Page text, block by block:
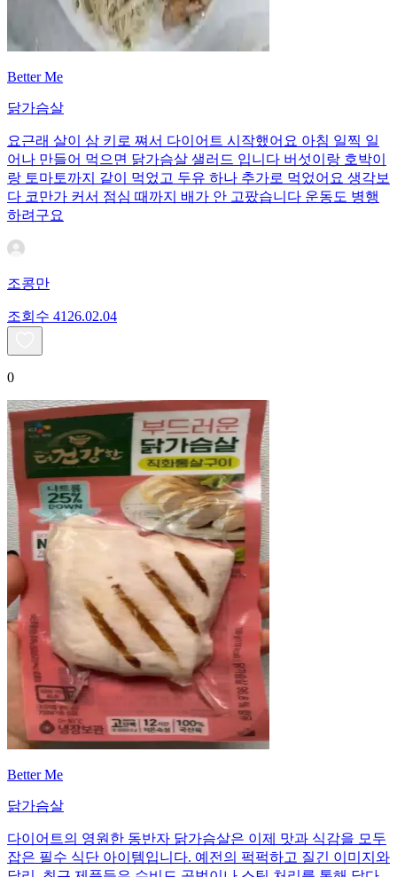
Better Me
닭가슴살
요근래 살이 삼 키로 쪄서 다이어트 시작했어요 아침 일찍 일
어나 만들어 먹으면 닭가슴살 샐러드 입니다 버섯이랑 호박이
랑 토마토까지 같이 먹었고 두유 하나 추가로 먹었어요 생각보
다 코만가 커서 점심 때까지 배가 안 고팠습니다 운동도 병행
하려구요
조콩만
조회수 41 26.02.04
0
Better Me
닭가슴살
다이어트의 영원한 동반자 닭가슴살은 이제 맛과 식감을 모두
잡은 필수 식단 아이템입니다. 예전의 퍽퍽하고 질긴 이미지와